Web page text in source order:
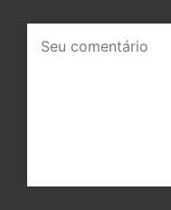
comentário: